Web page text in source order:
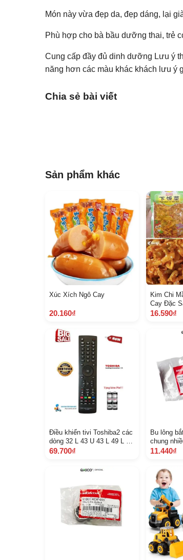
Món này vừa đẹp da, đẹp dáng, lại
Phù hợp cho bà bầu dưỡng thai, trẻ
Cung cấp đầy đủ dinh dưỡng Lưu ý
năng hơn các màu khác khách lưu ý
Chia sẻ bài viết
Sản phẩm khác
Xúc Xích Ngô Cay
20.160₫
Kim Chi
Cay Đặc
16.590₫
Điều khiển tivi Toshiba2 các
dòng 32 L 43 U 43 L 49 L 49
U 50 U 55 L 55 U Smart T V
69.700₫
Bu lông
chung
TL 740 71
11.440₫